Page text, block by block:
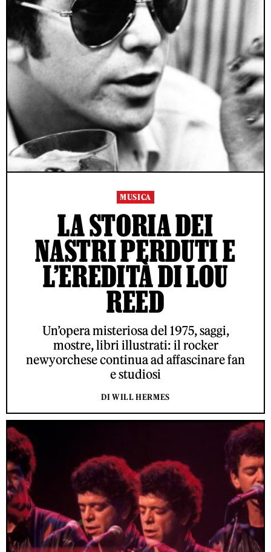
MUSICA
LA STORIA DEI
NASTRI PERDUTI E
L’EREDITÀ DI LOU
REED
Un’opera misteriosa del 1975, saggi,
mostre, libri illustrati: il rocker
newyorchese continua ad affascinare fan
e studiosi
DI WILL HERMES